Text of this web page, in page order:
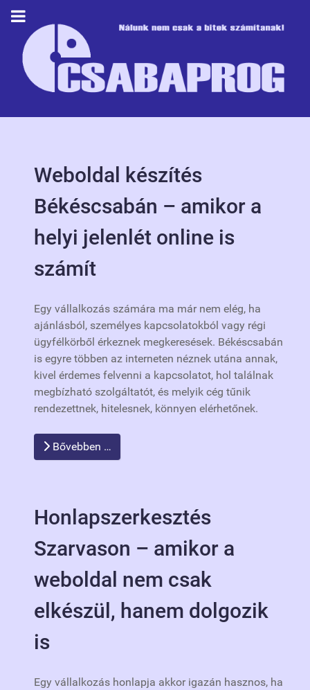
Weboldal készítés
Békéscsabán – amikor a
helyi jelenlét online is
számít
Egy vállalkozás számára ma már nem elég, ha
ajánlásból, személyes kapcsolatokból vagy régi
ügyfélkörből érkeznek megkeresések. Békéscsabán
is egyre többen az interneten néznek utána annak,
kivel érdemes felvenni a kapcsolatot, hol találnak
megbízható szolgáltatót, és melyik cég tűnik
rendezettnek, hitelesnek, könnyen elérhetőnek.
Bővebben …
Honlapszerkesztés
Szarvason – amikor a
weboldal nem csak
elkészül, hanem dolgozik
is
Egy vállalkozás honlapja akkor igazán hasznos, ha